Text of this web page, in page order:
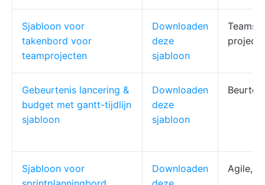
Sjabloon voor
takenbord voor
teamprojecten
Downloaden
deze
sjabloon
Teams,
Gebeurtenis lancering &
budget met gantt-tijdlijn
sjabloon
Downloaden
deze
sjabloon
Sjabloon voor
Downloaden
Agile,